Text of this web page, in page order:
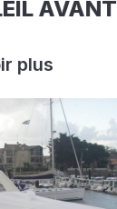
AVANT
plus